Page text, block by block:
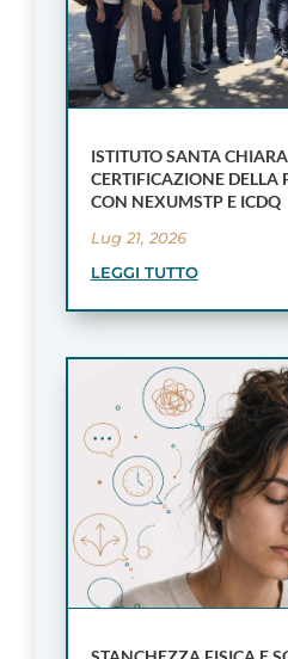
ISTITUTO SANTA
CERTIFICAZIONE DELLA
CON NEXUMSTP E ICDQ
Lug 21, 2026
LEGGI TUTTO